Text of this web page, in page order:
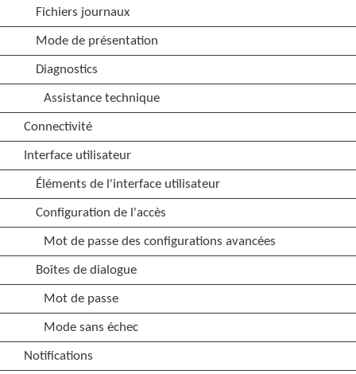
Fichiers journaux
Mode de présentation
Diagnostics
Assistance technique
Connectivité
Interface utilisateur
Éléments de l'interface utilisateur
Configuration de l'accès
Mot de passe des configurations avancées
Boîtes de dialogue
Mot de passe
Mode sans échec
Notifications